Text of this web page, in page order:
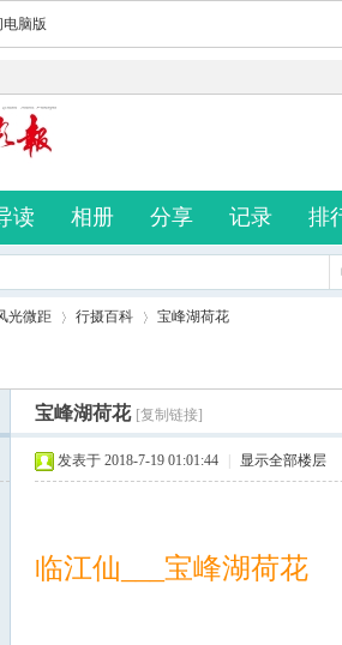
脑版
读 相册 分享 记录 排
光微距
›
行摄百科
›
宝峰湖荷花
宝峰湖荷花 [复制链接]
发表于 2018-7-19 01:01:44 显示全部楼层
临江仙___宝峰湖荷花